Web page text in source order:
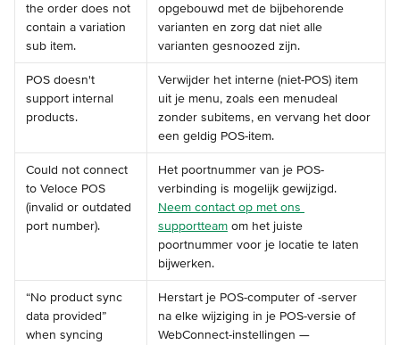
the order does not
contain a variation
sub item.
opgebouwd met de bijbehorende
varianten en zorg dat niet alle
varianten gesnoozed zijn.
POS doesn't
support internal
products.
Verwijder het interne (niet-POS) item
uit je menu, zoals een menudeal
zonder subitems, en vervang het door
een geldig POS-item.
Could not connect
to Veloce POS
(invalid or outdated
port number).
Het poortnummer van je POS-
verbinding is mogelijk gewijzigd.
Neem contact op met ons
supportteam om het juiste
poortnummer voor je locatie te laten
bijwerken.
“No product sync
data provided”
when syncing
Herstart je POS-computer of -server
na elke wijziging in je POS-versie of
WebConnect-instellingen —